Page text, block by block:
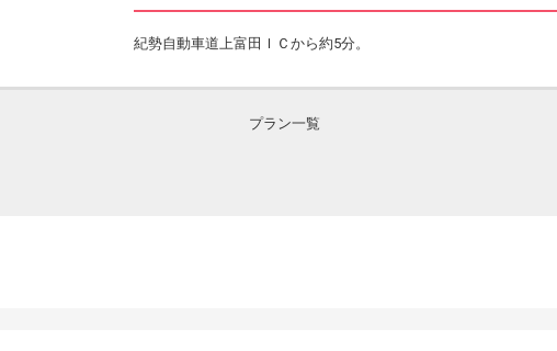
紀勢自動車道上富田ＩＣから約5分。
プラン一覧